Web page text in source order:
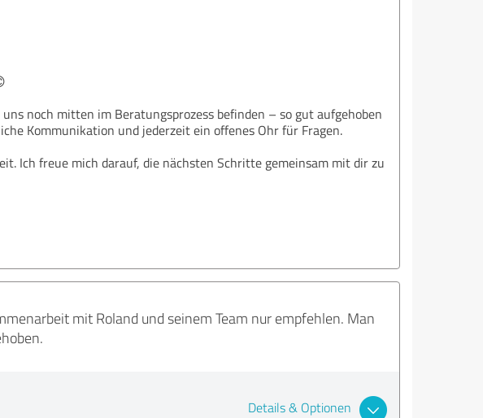
noch mitten im Beratungsprozess befinden – so gut aufgehoben
Kommunikation und jederzeit ein offenes Ohr für Fragen.
Ich freue mich darauf, die nächsten Schritte gemeinsam mit dir zu
mit Roland und seinem Team nur empfehlen. Man
Details & Optionen